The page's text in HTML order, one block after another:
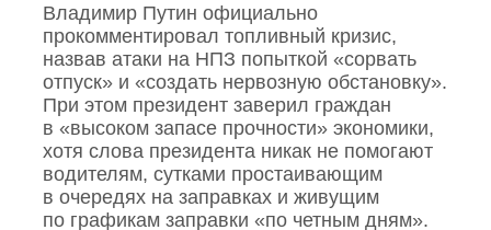
Владимир Путин официально
прокомментировал топливный кризис,
назвав атаки на НПЗ попыткой «сорвать
отпуск» и «создать нервозную обстановку».
При этом президент заверил граждан
в «высоком запасе прочности» экономики,
хотя слова президента никак не помогают
водителям, сутками простаивающим
в очередях на заправках и живущим
по графикам заправки «по четным дням».